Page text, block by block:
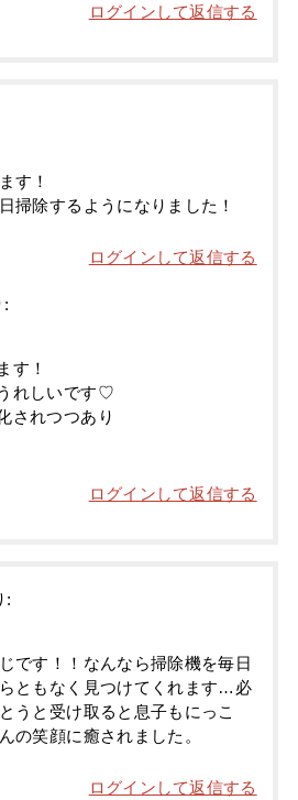
ログインして返信する
す！
掃除するようになりました！
ログインして返信する
:
す！
れしいです♡
されつつあり
ログインして返信する
:
です！！なんなら掃除機を毎日
ともなく見つけてくれます…必
うと受け取ると息子もにっこ
の笑顔に癒されました。
ログインして返信する